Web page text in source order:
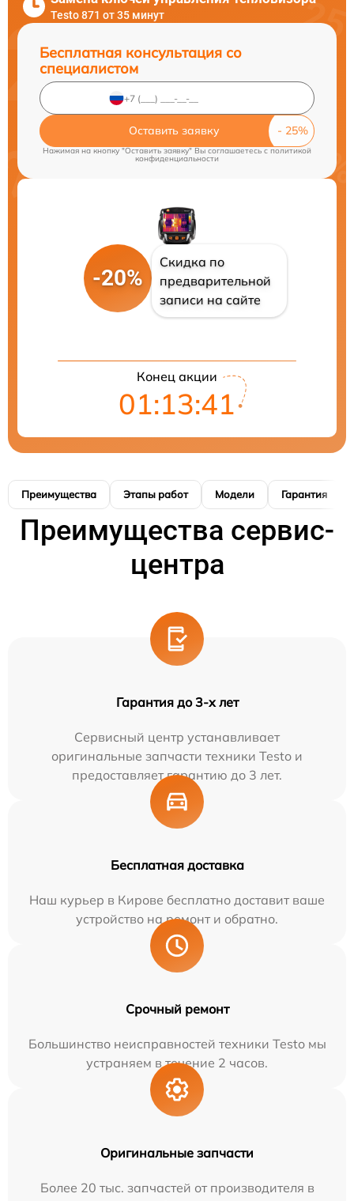
Testo 871 от 35 минут
Бесплатная консультация со
специалистом
Оставить заявку
Нажимая на кнопку "Оставить заявку" Вы соглашаетесь cполитикой
конфиденциальности
-20%
Скидка по
предварительной
записи на сайте
Конец акции
01:13:41
Преимущества Этапы работ Модели Гарантия
Преимущества сервис-
центра
Гарантия до 3-х лет
Сервисный центр устанавливает
оригинальные запчасти техники Testo и
предоставляет гарантию до 3 лет.
Бесплатная доставка
Наш курьер в Кирове бесплатно доставит ваше
устройство на ремонт и обратно.
Срочный ремонт
Большинство неисправностей техники Testo мы
устраняем в течение 2 часов.
Оригинальные запчасти
Более 20 тыс. запчастей от производителя в